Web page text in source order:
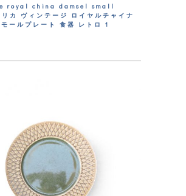
royal china damsel small
カ ヴィンテージ ロイヤルチャイナ
ールプレート 食器 レトロ 1